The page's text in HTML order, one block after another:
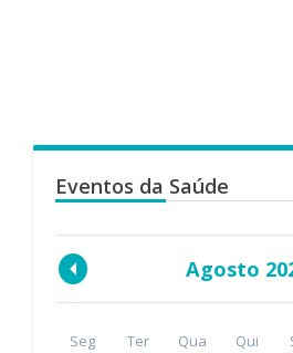
Eventos da Saúde
Agosto
Seg Ter Qua Qui